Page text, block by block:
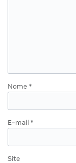
Nome *
E-mail *
Site